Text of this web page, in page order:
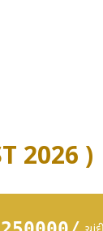
2026 )